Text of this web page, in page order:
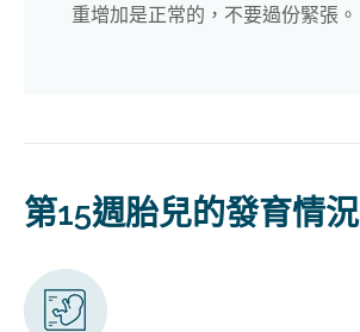
重增加是正常的，不要過份緊張。
第15週胎兒的發育情況